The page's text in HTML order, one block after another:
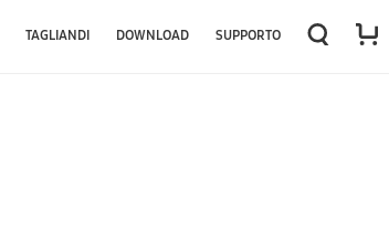
TAGLIANDI DOWNLOAD SUPPORTO